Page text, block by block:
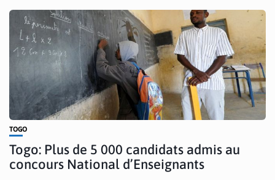
TOGO
Togo: Plus de 5 000 candidats admis au
concours National d’Enseignants